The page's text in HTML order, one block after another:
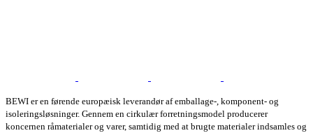
BEWI er en førende europæisk leverandør af emballage-, komponent- og
isoleringsløsninger. Gennem en cirkulær forretningsmodel producerer
koncernen råmaterialer og varer, samtidig med at brugte materialer indsamles og